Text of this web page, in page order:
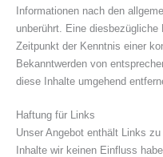
Informationen nach den
unberührt. Eine
Zeitpunkt der Kenntnis einer
Bekanntwerden von
diese Inhalte umgehend
Haftung für Links
Unser Angebot enthält Links
Inhalte wir keinen Einfluss